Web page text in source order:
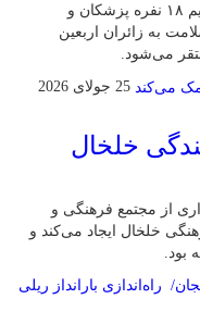
رئیس دانشگاه علوم پزشکی اردبیل گفت: تیم ۱۸ نفره پزشکان و
به زائران اربعین
می‌شود.
25 جولای 2026
خلخال
از مجتمع فرهنگی و
خلخال ایجاد می‌کند و